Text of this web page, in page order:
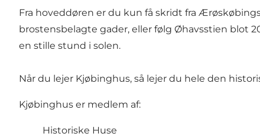
Fra hoveddøren er du kun få skridt fra
brostensbelagte gader, eller følg Øhavsstien blot
en stille stund i solen.
Når du lejer Kjøbinghus, så lejer du hele den
Kjøbinghus er medlem af:
Historiske Huse